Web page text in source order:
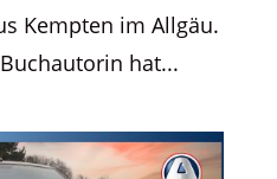
Kempten im Allgäu.
hat...